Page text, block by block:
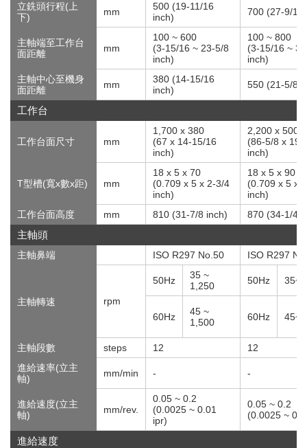
立銑頭行程(上
下)
mm
500 (19-11/16
inch)
700 (27-9/16
主軸端至工作台
面距離
mm
100 ~ 600
(3-15/16 ~ 23-5/8
inch)
100 ~ 800
(3-15/16 ~
inch)
主軸中心至機身
面距離
mm
380 (14-15/16
inch)
550 (21-5/8
工作台
工作台面尺寸 mm
1,700 x 380
(67 x 14-15/16
inch)
2,200 x 500
(86-5/8 x 19-
inch)
T型槽(寬x數x距) mm
18 x 5 x 70
(0.709 x 5 x 2-3/4
inch)
18 x 5 x 90
(0.709 x 5 x
inch)
工作台面高度
mm 810 (31-7/8 inch) 870 (34-1/4
主軸頭
主軸鼻端 ISO R297 No.50 ISO R297
主軸轉速 rpm
50Hz
35 ~
1,250
50Hz
60Hz
45 ~
1,500
60Hz
主軸段數 steps 12
12
進給速率(立主
軸)
mm/min - -
進給速度(立主
軸)
mm/rev.
0.05 ~ 0.2
(0.0025 ~ 0.01
ipr)
0.05 ~ 0.2
(0.0025 ~
進給速度